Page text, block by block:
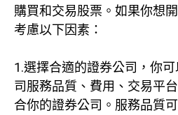
購買和交易股票。如果你想
考慮以下因素：
1.選擇合適的證券公司，你
司服務品質、費用、交易平
合你的證券公司。服務品質